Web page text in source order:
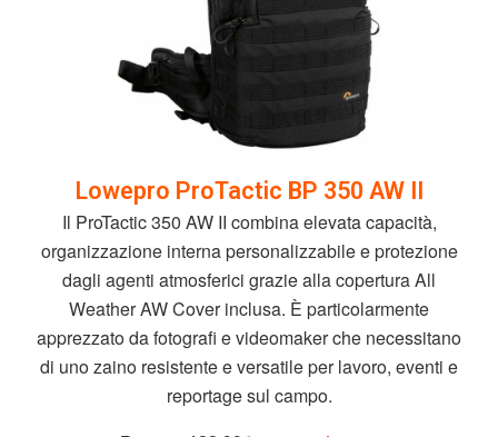
Lowepro ProTactic BP 350 AW II
Il ProTactic 350 AW II combina elevata capacità,
organizzazione interna personalizzabile e protezione
dagli agenti atmosferici grazie alla copertura All
Weather AW Cover inclusa. È particolarmente
apprezzato da fotografi e videomaker che necessitano
di uno zaino resistente e versatile per lavoro, eventi e
reportage sul campo.